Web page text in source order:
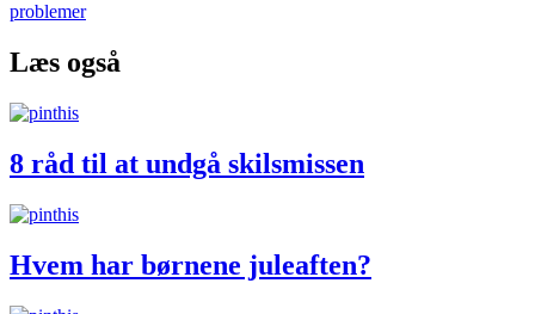
problemer
Læs også
8 råd til at undgå skilsmissen
Hvem har børnene juleaften?